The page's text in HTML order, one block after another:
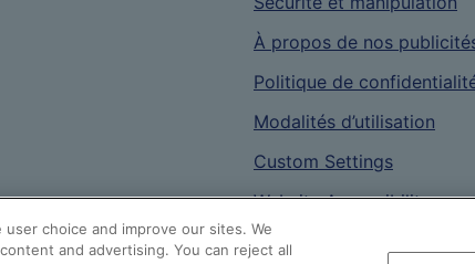
À propos de nos
Politique de
Modalités d’utilisation
Custom Settings
Website Accessibility
Plan du site
choice and improve our sites. We
and advertising. You can reject all